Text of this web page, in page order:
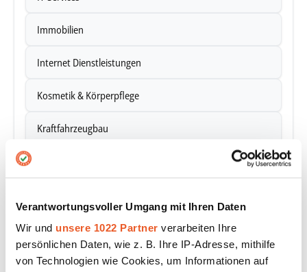
Verantwortungsvoller Umgang mit Ihren Daten
Wir und unsere 1022 Partner verarbeiten Ihre
persönlichen Daten, wie z. B. Ihre IP-Adresse, mithilfe
von Technologien wie Cookies, um Informationen auf
Immobilien
Internet Dienstleistungen
Kosmetik & Körperpflege
Kraftfahrzeugbau
Künstliche Intelligenz
Landwirtschaft